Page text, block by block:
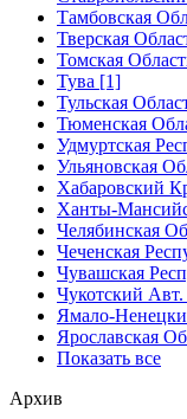
Тамбовская
Тверская
Томская
Тува [1]
Тульская
Тюменская
Удмуртская
Ульяновская
Хабаровский
Ханты-
Челябинская
Чеченская
Чувашская
Чукотский
Ямало-
Ярославская
Показать все
Архив